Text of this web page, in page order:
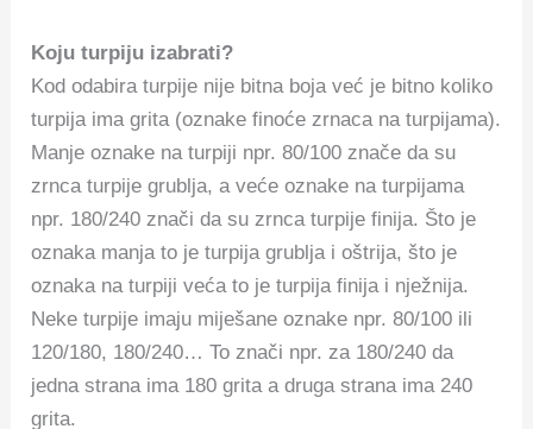
Koju turpiju izabrati?
Kod odabira turpije nije bitna boja već je bitno koliko
turpija ima grita (oznake finoće zrnaca na turpijama).
Manje oznake na turpiji npr. 80/100 znače da su
zrnca turpije grublja, a veće oznake na turpijama
npr. 180/240 znači da su zrnca turpije finija. Što je
oznaka manja to je turpija grublja i oštrija, što je
oznaka na turpiji veća to je turpija finija i nježnija.
Neke turpije imaju miješane oznake npr. 80/100 ili
120/180, 180/240… To znači npr. za 180/240 da
jedna strana ima 180 grita a druga strana ima 240
grita.